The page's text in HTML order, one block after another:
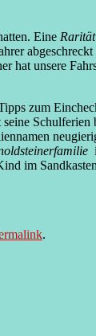
Eine Rarität
hat unsere
zum
Schulferien
im
.